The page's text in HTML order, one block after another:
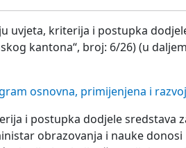
uvjeta, kriterija i postupka
kantona“, broj: 6/26) (u
osnovna, primijenjena i
i postupka dodjele sredstava
obrazovanja i nauke